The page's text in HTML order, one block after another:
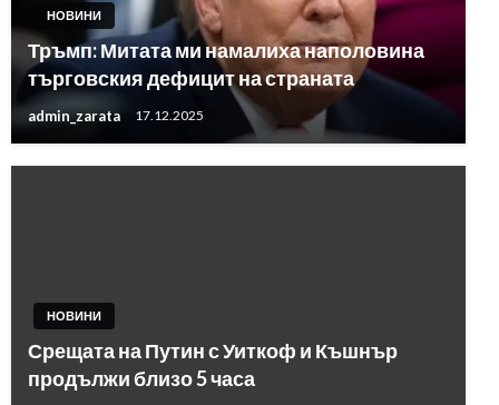
НОВИНИ
Тръмп: Митата ми намалиха наполовина
търговския дефицит на страната
admin_zarata 17.12.2025
НОВИНИ
Срещата на Путин с Уиткоф и Къшнър
продължи близо 5 часа